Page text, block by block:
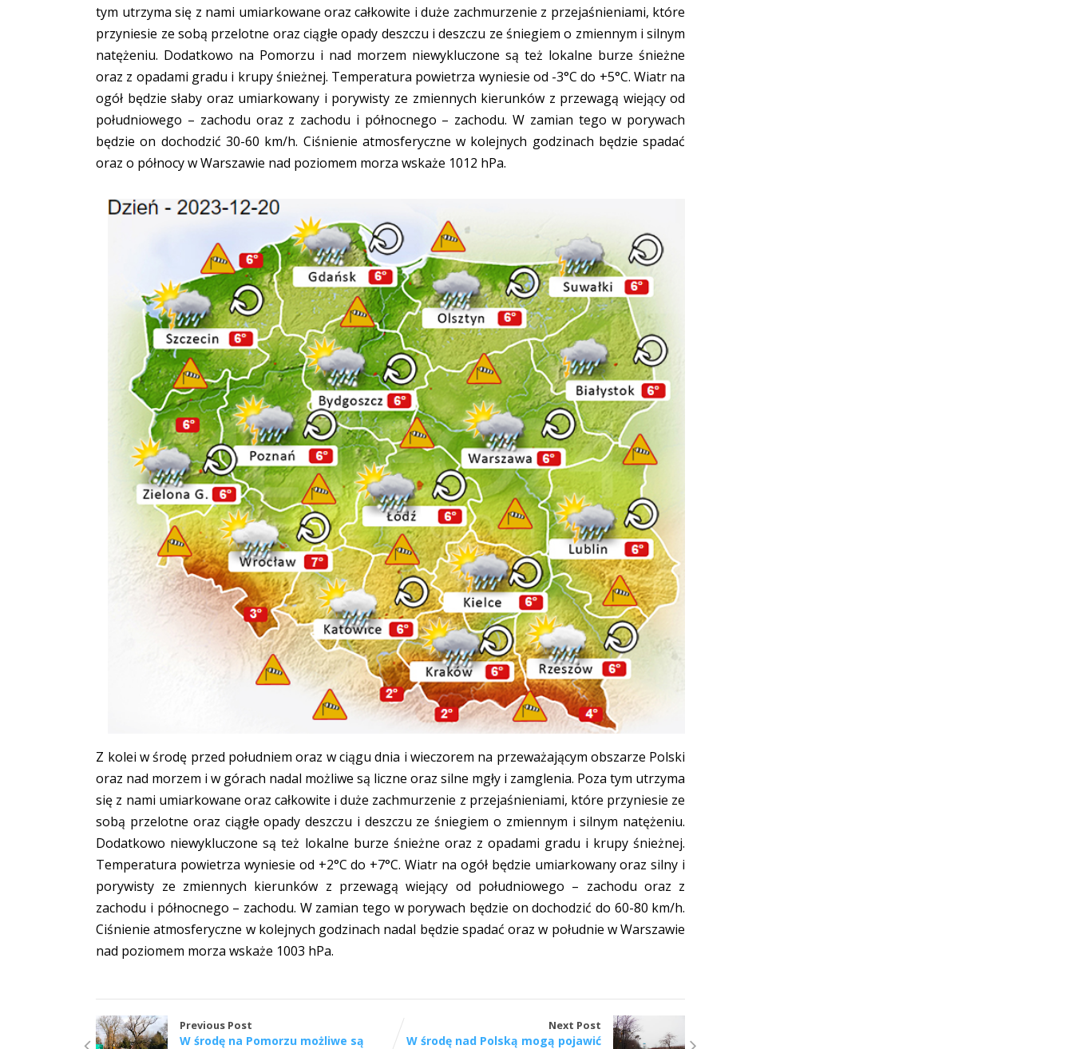
tym utrzyma się z nami umiarkowane oraz całkowite i duże zachmurzenie z przejaśnieniami, które
przyniesie ze sobą przelotne oraz ciągłe opady deszczu i deszczu ze śniegiem o zmiennym i silnym
natężeniu. Dodatkowo na Pomorzu i nad morzem niewykluczone są też lokalne burze śnieżne
oraz z opadami gradu i krupy śnieżnej. Temperatura powietrza wyniesie od -3°C do +5°C. Wiatr na
ogół będzie słaby oraz umiarkowany i porywisty ze zmiennych kierunków z przewagą wiejący od
południowego – zachodu oraz z zachodu i północnego – zachodu. W zamian tego w porywach
będzie on dochodzić 30-60 km/h. Ciśnienie atmosferyczne w kolejnych godzinach będzie spadać
oraz o północy w Warszawie nad poziomem morza wskaże 1012 hPa.
Z kolei w środę przed południem oraz w ciągu dnia i wieczorem na przeważającym obszarze Polski
oraz nad morzem i w górach nadal możliwe są liczne oraz silne mgły i zamglenia. Poza tym utrzyma
się z nami umiarkowane oraz całkowite i duże zachmurzenie z przejaśnieniami, które przyniesie ze
sobą przelotne oraz ciągłe opady deszczu i deszczu ze śniegiem o zmiennym i silnym natężeniu.
Dodatkowo niewykluczone są też lokalne burze śnieżne oraz z opadami gradu i krupy śnieżnej.
Temperatura powietrza wyniesie od +2°C do +7°C. Wiatr na ogół będzie umiarkowany oraz silny i
porywisty ze zmiennych kierunków z przewagą wiejący od południowego – zachodu oraz z
zachodu i północnego – zachodu. W zamian tego w porywach będzie on dochodzić do 60-80 km/h.
Ciśnienie atmosferyczne w kolejnych godzinach nadal będzie spadać oraz w południe w Warszawie
nad poziomem morza wskaże 1003 hPa.
Previous Post
W środę na Pomorzu możliwe są
Next Post
W środę nad Polską mogą pojawić